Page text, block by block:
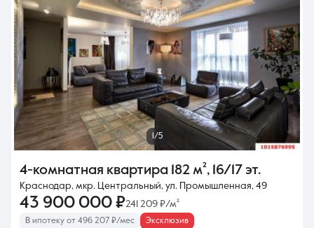
1/5
4-комнатная квартира 182 м², 16/17 эт.
Краснодар, мкр. Центральный, ул. Промышленная, 49
43 900 000 ₽241 209 ₽/м²
В ипотеку от 496 207 ₽/мес Эксклюзив